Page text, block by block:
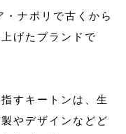
ナポリで古くから
げたブランドで
すキートンは、生
やデザインなどど